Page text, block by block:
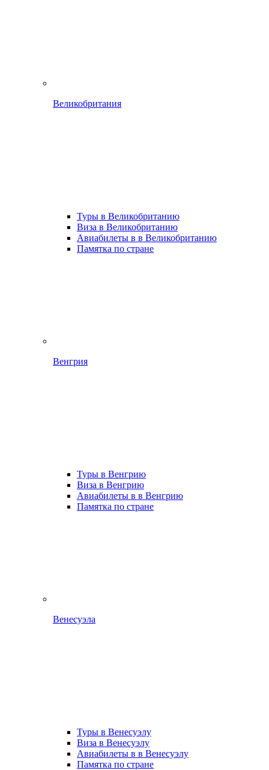
Великобритания
Туры в Великобританию
Виза в Великобританию
Авиабилеты в в Великобританию
Памятка по стране
Венгрия
Туры в Венгрию
Виза в Венгрию
Авиабилеты в в Венгрию
Памятка по стране
Венесуэла
Туры в Венесуэлу
Виза в Венесуэлу
Авиабилеты в в Венесуэлу
Памятка по стране